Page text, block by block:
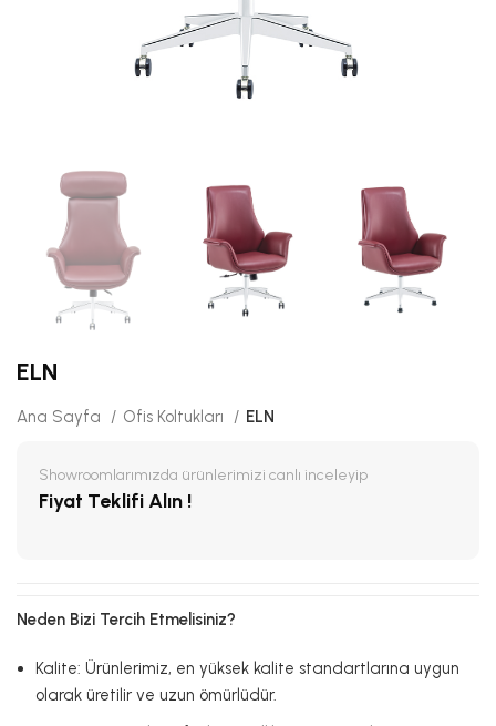
ELN
Ana Sayfa Ofis Koltukları ELN
Showroomlarımızda ürünlerimizi canlı inceleyip
Fiyat Teklifi Alın !
Neden Bizi Tercih Etmelisiniz?
Kalite: Ürünlerimiz, en yüksek kalite standartlarına uygun
olarak üretilir ve uzun ömürlüdür.